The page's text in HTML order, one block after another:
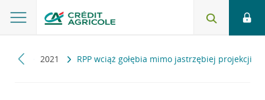
2021 RPP wciąż gołębia mimo jastrzębiej projekcji